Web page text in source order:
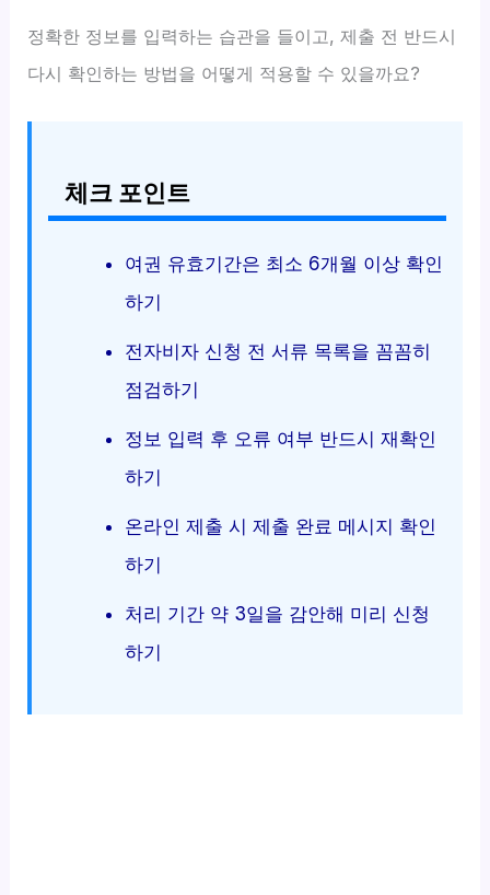
정확한 정보를 입력하는 습관을 들이고, 제출 전 반드시
다시 확인하는 방법을 어떻게 적용할 수 있을까요?
체크 포인트
여권 유효기간은 최소 6개월 이상 확인
하기
전자비자 신청 전 서류 목록을 꼼꼼히
점검하기
정보 입력 후 오류 여부 반드시 재확인
하기
온라인 제출 시 제출 완료 메시지 확인
하기
처리 기간 약 3일을 감안해 미리 신청
하기